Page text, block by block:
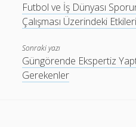
Futbol ve İş Dünyası
Çalışması Üzerindeki Etkileri
Sonraki yazı
Güngörende Ekspertiz
Gerekenler